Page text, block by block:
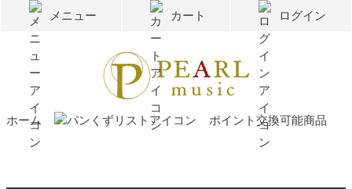
メニュー カート ログイン
ホーム ポイント交換可能商品